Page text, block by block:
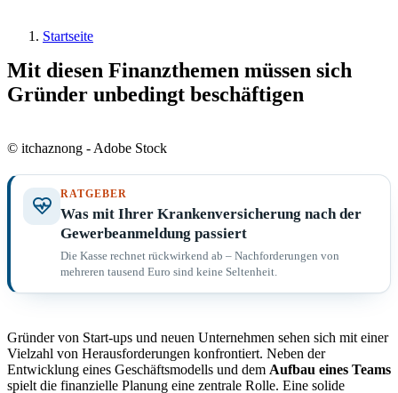
Startseite
Mit diesen Finanzthemen müssen sich
Gründer unbedingt beschäftigen
© itchaznong - Adobe Stock
RATGEBER
Was mit Ihrer Krankenversicherung nach der
Gewerbeanmeldung passiert
Die Kasse rechnet rückwirkend ab – Nachforderungen von
mehreren tausend Euro sind keine Seltenheit.
Gründer von Start-ups und neuen Unternehmen sehen sich mit einer
Vielzahl von Herausforderungen konfrontiert. Neben der
Entwicklung eines Geschäftsmodells und dem Aufbau eines Teams
spielt die finanzielle Planung eine zentrale Rolle. Eine solide